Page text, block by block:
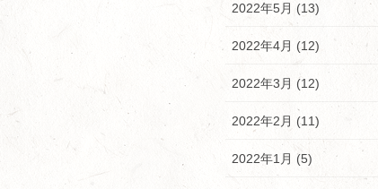
2022年5月 (13)
2022年4月 (12)
2022年3月 (12)
2022年2月 (11)
2022年1月 (5)